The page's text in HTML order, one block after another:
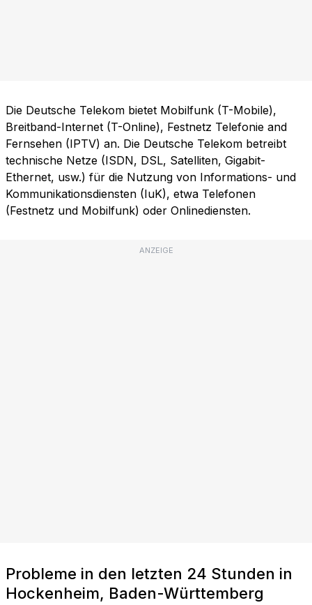
Die Deutsche Telekom bietet Mobilfunk (T-Mobile),
Breitband-Internet (T-Online), Festnetz Telefonie and
Fernsehen (IPTV) an. Die Deutsche Telekom betreibt
technische Netze (ISDN, DSL, Satelliten, Gigabit-
Ethernet, usw.) für die Nutzung von Informations- und
Kommunikationsdiensten (IuK), etwa Telefonen
(Festnetz und Mobilfunk) oder Onlinediensten.
ANZEIGE
Probleme in den letzten 24 Stunden in
Hockenheim, Baden-Württemberg